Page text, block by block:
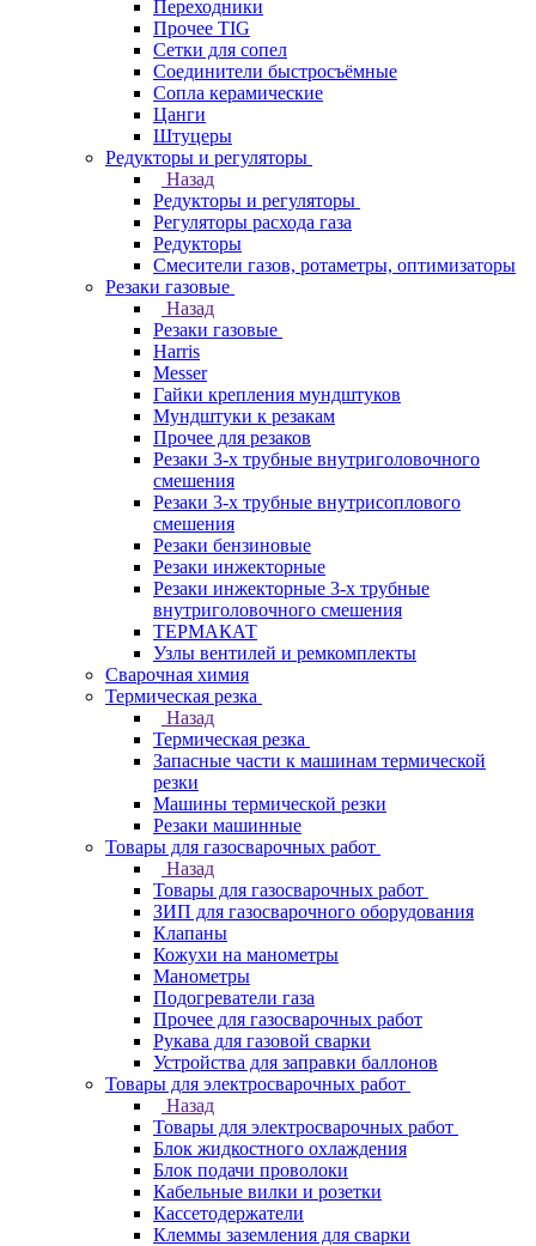
Переходники
Прочее TIG
Сетки для сопел
Соединители быстросъёмные
Сопла керамические
Цанги
Штуцеры
Редукторы и регуляторы
Назад
Редукторы и регуляторы
Регуляторы расхода газа
Редукторы
Смесители газов, ротаметры, оптимизаторы
Резаки газовые
Назад
Резаки газовые
Harris
Messer
Гайки крепления мундштуков
Мундштуки к резакам
Прочее для резаков
Резаки 3-х трубные внутриголовочного
смешения
Резаки 3-х трубные внутрисоплового
смешения
Резаки бензиновые
Резаки инжекторные
Резаки инжекторные 3-х трубные
внутриголовочного смешения
ТЕРМАКАТ
Узлы вентилей и ремкомплекты
Сварочная химия
Термическая резка
Назад
Термическая резка
Запасные части к машинам термической
резки
Машины термической резки
Резаки машинные
Товары для газосварочных работ
Назад
Товары для газосварочных работ
ЗИП для газосварочного оборудования
Клапаны
Кожухи на манометры
Манометры
Подогреватели газа
Прочее для газосварочных работ
Рукава для газовой сварки
Устройства для заправки баллонов
Товары для электросварочных работ
Назад
Товары для электросварочных работ
Блок жидкостного охлаждения
Блок подачи проволоки
Кабельные вилки и розетки
Кассетодержатели
Клеммы заземления для сварки